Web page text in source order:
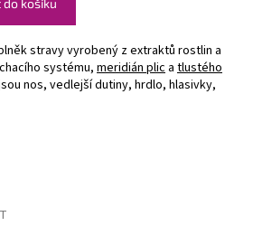
do košíku
stravy vyrobený z extraktů rostlin a
systému, meridián plic a tlustého
nos, vedlejší dutiny, hrdlo, hlasivky,